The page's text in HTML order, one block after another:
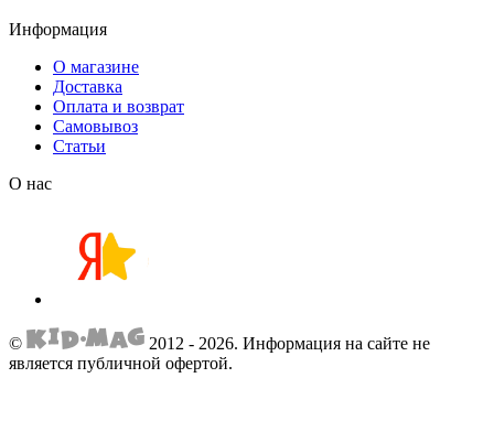
Информация
О магазине
Доставка
Оплата и возврат
Самовывоз
Статьи
О нас
© 2012 - 2026. Информация на сайте не
является публичной офертой.